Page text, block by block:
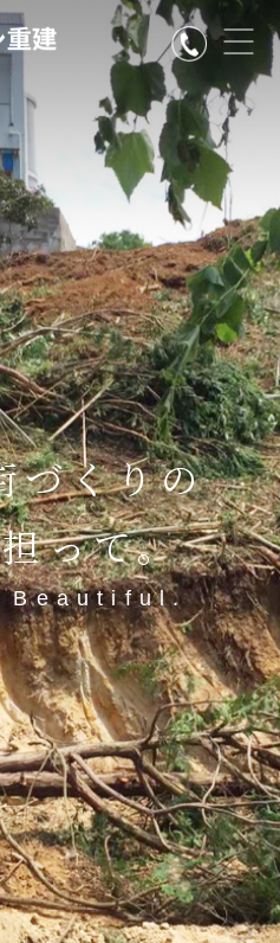
づくりの
って。
Beautiful.